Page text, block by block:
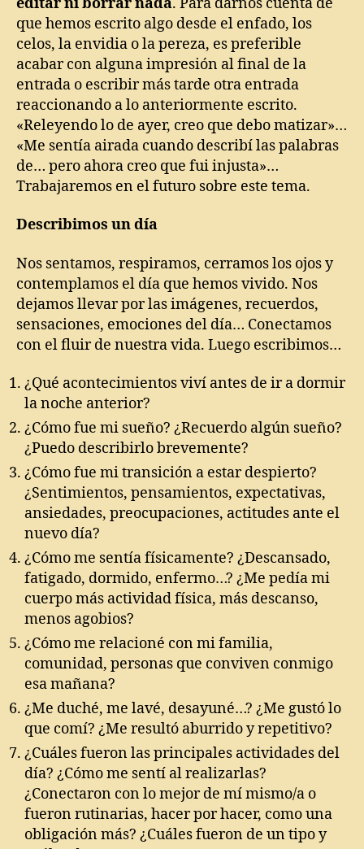
que hemos escrito algo desde el enfado, los
celos, la envidia o la pereza, es preferible
acabar con alguna impresión al final de la
entrada o escribir más tarde otra entrada
reaccionando a lo anteriormente escrito.
«Releyendo lo de ayer, creo que debo matizar»…
«Me sentía airada cuando describí las palabras
de… pero ahora creo que fui injusta»…
Trabajaremos en el futuro sobre este tema.
Describimos un día
Nos sentamos, respiramos, cerramos los ojos y
contemplamos el día que hemos vivido. Nos
dejamos llevar por las imágenes, recuerdos,
sensaciones, emociones del día… Conectamos
con el fluir de nuestra vida. Luego escribimos…
¿Qué acontecimientos viví antes de ir a dormir
la noche anterior?
¿Cómo fue mi sueño? ¿Recuerdo algún sueño?
¿Puedo describirlo brevemente?
¿Cómo fue mi transición a estar despierto?
¿Sentimientos, pensamientos, expectativas,
ansiedades, preocupaciones, actitudes ante el
nuevo día?
¿Cómo me sentía físicamente? ¿Descansado,
fatigado, dormido, enfermo…? ¿Me pedía mi
cuerpo más actividad física, más descanso,
menos agobios?
¿Cómo me relacioné con mi familia,
comunidad, personas que conviven conmigo
esa mañana?
¿Me duché, me lavé, desayuné…? ¿Me gustó lo
que comí? ¿Me resultó aburrido y repetitivo?
¿Cuáles fueron las principales actividades del
día? ¿Cómo me sentí al realizarlas?
¿Conectaron con lo mejor de mí mismo/a o
fueron rutinarias, hacer por hacer, como una
obligación más? ¿Cuáles fueron de un tipo y